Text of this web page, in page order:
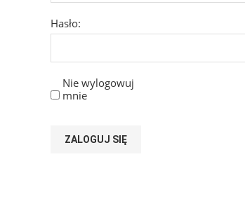
Hasło:
Nie wylogowuj
mnie
ZALOGUJ SIĘ